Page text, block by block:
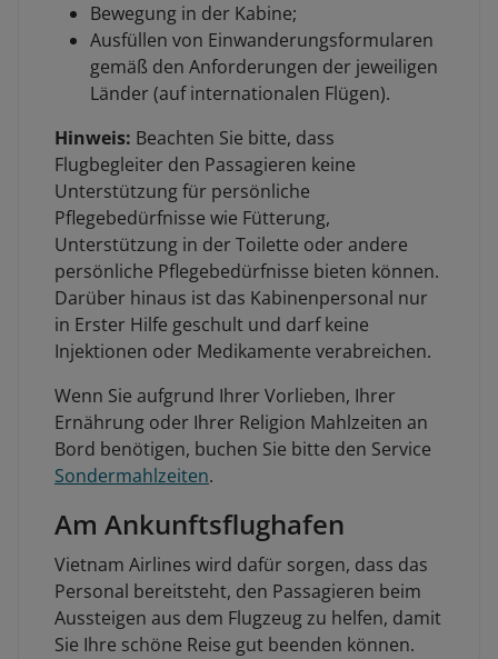
Bewegung in der Kabine;
Ausfüllen von Einwanderungsformularen
gemäß den Anforderungen der jeweiligen
Länder (auf internationalen Flügen).
Hinweis: Beachten Sie bitte, dass
Flugbegleiter den Passagieren keine
Unterstützung für persönliche
Pflegebedürfnisse wie Fütterung,
Unterstützung in der Toilette oder andere
persönliche Pflegebedürfnisse bieten können.
Darüber hinaus ist das Kabinenpersonal nur
in Erster Hilfe geschult und darf keine
Injektionen oder Medikamente verabreichen.
Wenn Sie aufgrund Ihrer Vorlieben, Ihrer
Ernährung oder Ihrer Religion Mahlzeiten an
Bord benötigen, buchen Sie bitte den Service
Sondermahlzeiten.
Am Ankunftsflughafen
Vietnam Airlines wird dafür sorgen, dass das
Personal bereitsteht, den Passagieren beim
Aussteigen aus dem Flugzeug zu helfen, damit
Sie Ihre schöne Reise gut beenden können.